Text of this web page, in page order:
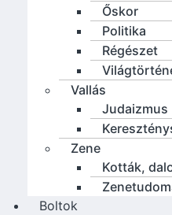
Őskor
Politika
Régészet
Vallás
Judaizmus
Zene
Kották,
Boltok